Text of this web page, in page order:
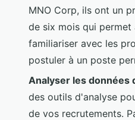
MNO Corp, ils ont un
de six mois qui permet
familiariser avec les
postuler à un poste
Analyser les données
des outils d'analyse
de vos recrutements.